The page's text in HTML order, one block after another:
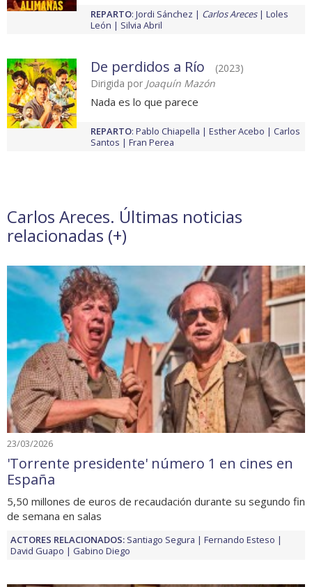
REPARTO: Jordi Sánchez Carlos Areces
Loles
León
Silvia Abril
De perdidos a Río
(2023)
Dirigida por Joaquín Mazón
Nada es lo que parece
REPARTO: Pablo Chiapella Esther Acebo
Carlos
Santos
Fran Perea
Carlos Areces. Últimas noticias
relacionadas (+)
23/03/2026
'Torrente presidente' número 1 en cines en
España
5,50 millones de euros de recaudación durante su segundo fin
de semana en salas
ACTORES RELACIONADOS: Santiago Segura
Fernando Esteso
David Guapo
Gabino Diego